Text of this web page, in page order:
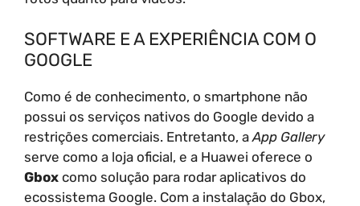
SOFTWARE E A EXPERIÊNCIA COM O
GOOGLE
Como é de conhecimento, o smartphone não
possui os serviços nativos do Google devido a
restrições comerciais. Entretanto, aApp Gallery
serve como a loja oficial, e a Huawei oferece o
Gbox como solução para rodar aplicativos do
ecossistema Google. Com a instalação do Gbox,